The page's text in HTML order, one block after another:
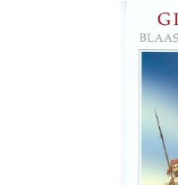
Schrijf hieronder je review!